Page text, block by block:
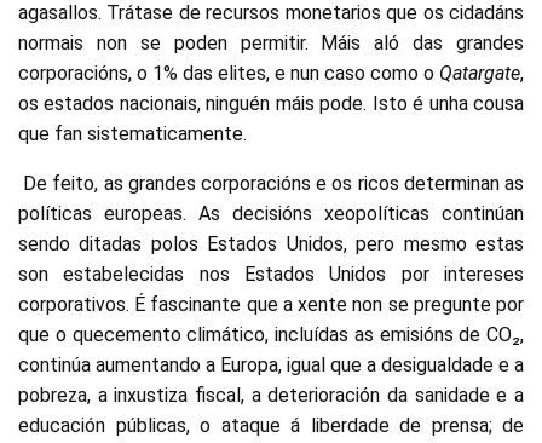
agasallos. Trátase de recursos monetarios que os cidadáns
normais non se poden permitir. Máis aló das grandes
corporacións, o 1% das elites, e nun caso como o Qatargate,
os estados nacionais, ninguén máis pode. Isto é unha cousa
que fan sistematicamente.
De feito, as grandes corporacións e os ricos determinan as
políticas europeas. As decisións xeopolíticas continúan
sendo ditadas polos Estados Unidos, pero mesmo estas
son estabelecidas nos Estados Unidos por intereses
corporativos. É fascinante que a xente non se pregunte por
que o quecemento climático, incluídas as emisións de CO₂,
continúa aumentando a Europa, igual que a desigualdade e a
pobreza, a inxustiza fiscal, a deterioración da sanidade e a
educación públicas, o ataque á liberdade de prensa; de